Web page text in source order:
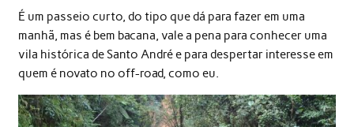
É um passeio curto, do tipo que dá para fazer em uma
manhã, mas é bem bacana, vale a pena para conhecer uma
vila histórica de Santo André e para despertar interesse em
quem é novato no off-road, como eu.